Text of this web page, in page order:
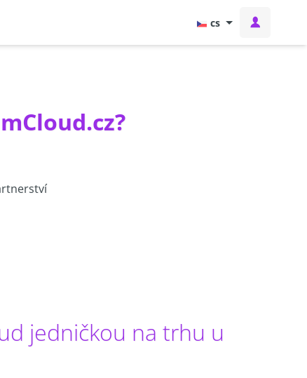
cs
jedničkou na trhu u